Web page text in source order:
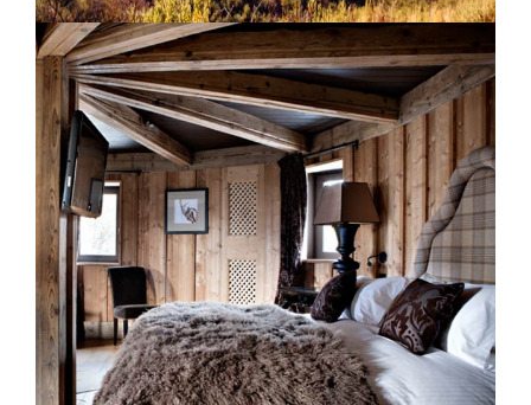
Maliba mountain lodge